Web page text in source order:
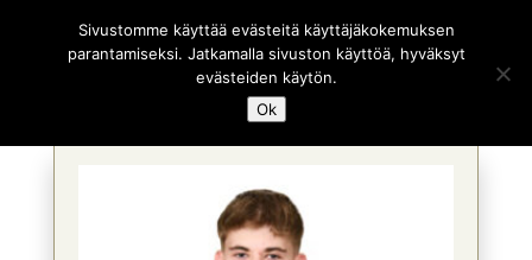
Sivustomme käyttää evästeitä käyttäjäkokemuksen
parantamiseksi. Jatkamalla sivuston käyttöä, hyväksyt
evästeiden käytön.
Ok